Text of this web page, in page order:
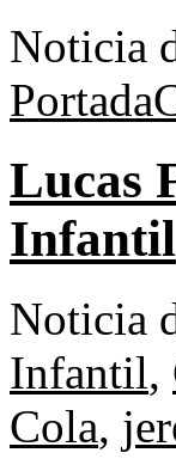
Noticia
Portada
Lucas
Infantil
Noticia
Infantil,
Cola,